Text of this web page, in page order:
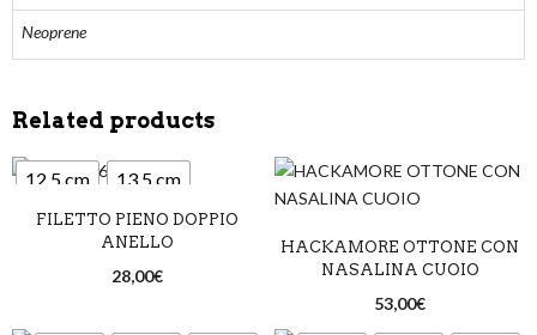
Neoprene
Related products
12,5 cm
13,5 cm
14,5 cm
FILETTO PIENO DOPPIO
ANELLO
28,00€
HACKAMORE OTTONE CON
NASALINA CUOIO
53,00€